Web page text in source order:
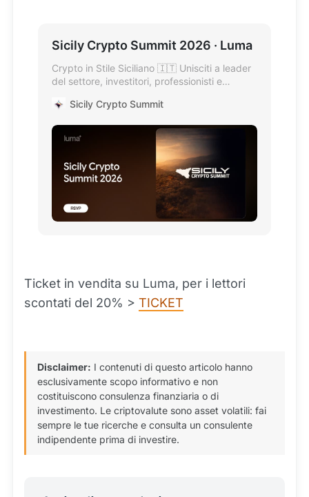
Sicily Crypto Summit 2026 · Luma
Crypto in Stile Siciliano 🇮🇹 Unisciti a leader
del settore, investitori, professionisti e
Web3, blockchain e…
Sicily Crypto Summit
Ticket in vendita su Luma, per i lettori
scontati del 20% > TICKET
Disclaimer: I contenuti di questo articolo hanno
esclusivamente scopo informativo e non
costituiscono consulenza finanziaria o di
investimento. Le criptovalute sono asset volatili: fai
sempre le tue ricerche e consulta un consulente
indipendente prima di investire.